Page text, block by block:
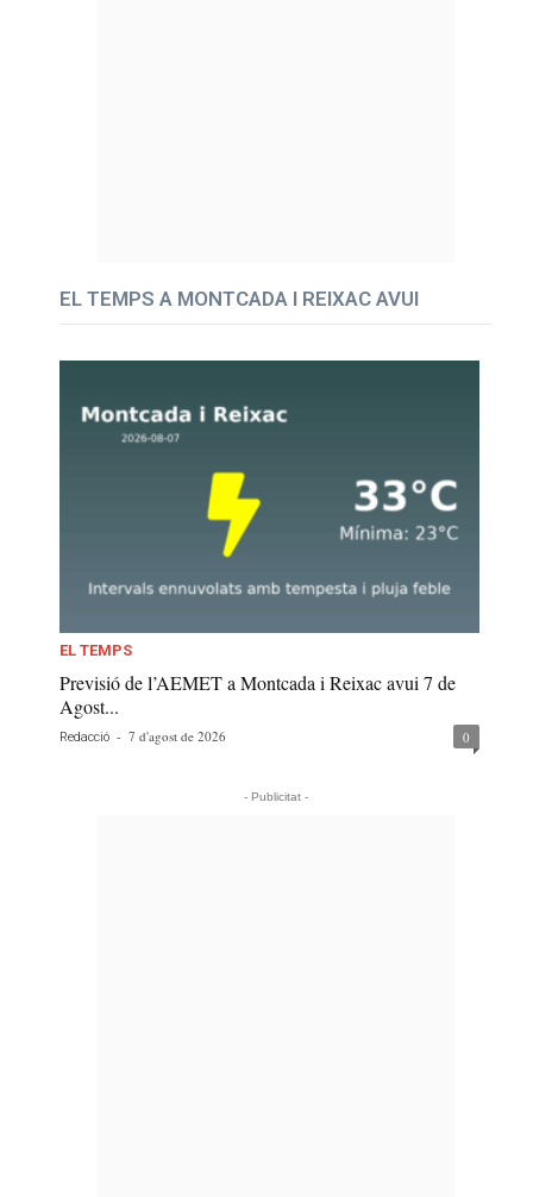
EL TEMPS A MONTCADA I REIXAC AVUI
EL TEMPS
Previsió de l’AEMET a Montcada i Reixac avui 7 de
Agost...
Redacció - 7 d'agost de 2026 0
- Publicitat -